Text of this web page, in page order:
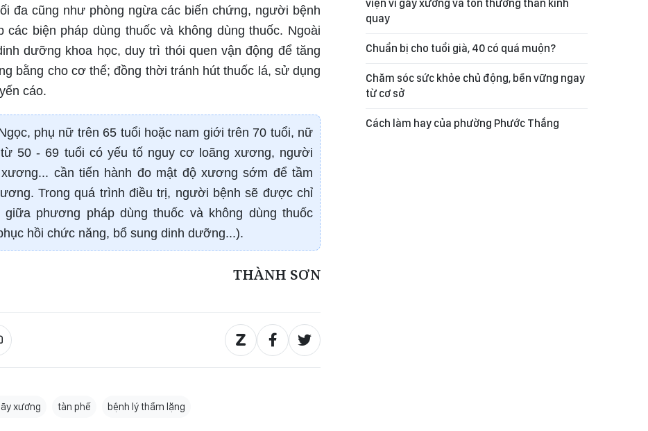
đa cũng như phòng ngừa các biến chứng, người bệnh
biện pháp dùng thuốc và không dùng thuốc. Ngoài
dưỡng khoa học, duy trì thói quen vận động để tăng
bằng cho cơ thể; đồng thời tránh hút thuốc lá, sử dụng
cáo.
phụ nữ trên 65 tuổi hoặc nam giới trên 70 tuổi, nữ
50 - 69 tuổi có yếu tố nguy cơ loãng xương, người
cần tiến hành đo mật độ xương sớm để tầm
Trong quá trình điều trị, người bệnh sẽ được chỉ
phương pháp dùng thuốc và không dùng thuốc
hồi chức năng, bổ sung dinh dưỡng...).
THÀNH SƠN
xương tàn phế bệnh lý thầm lặng
viện vì gãy xương và tổn thương thần kinh
quay
Chuẩn bị cho tuổi già, 40 có quá muộn?
Chăm sóc sức khỏe chủ động, bền vững ngay
từ cơ sở
Cách làm hay của phường Phước Thắng